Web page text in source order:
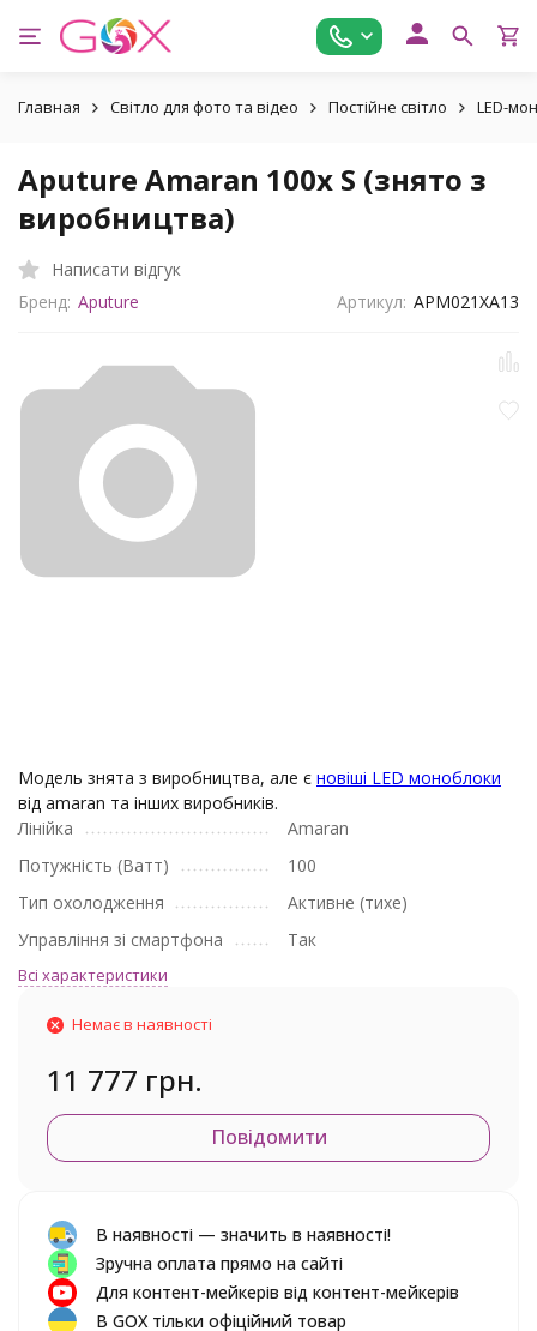
Главная Світло для фото та відео Постійне світло LED-
Aputure Amaran 100x S (знято з
виробництва)
Написати відгук
Бренд: Aputure Артикул: APM021XA13
Модель знята з виробництва, але є новіші LED моноблоки
від amaran та інших виробників.
Лінійка
Amaran
Потужність (Ватт)
100
Тип охолодження
Активне (тихе)
Управління зі смартфона
Так
Всі характеристики
Немає в наявності
11 777 грн.
Повідомити
В наявності — значить в наявності!
Зручна оплата прямо на сайті
Для контент-мейкерів від контент-мейкерів
В GOX тільки офіційний товар